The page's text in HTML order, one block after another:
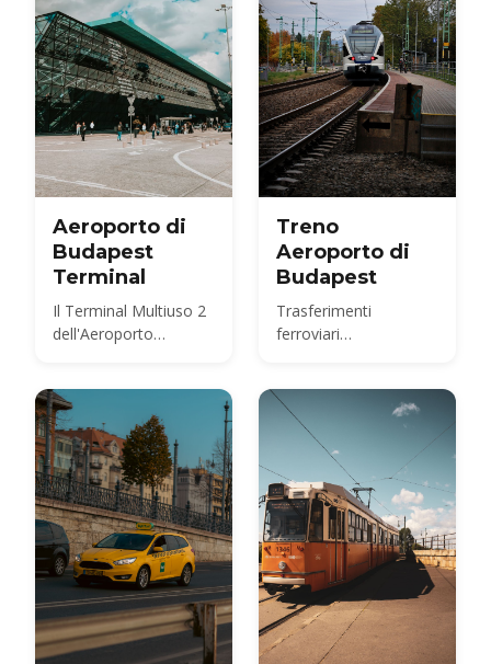
le distanze a piedi e
l'opzione più
economica per ogni
lunghezza di
soggiorno.
Aeroporto di
Budapest
Terminal
Il Terminal Multiuso 2
dell'Aeroporto
Treno
Aeroporto di
Budapest
Trasferimenti
ferroviari
Budapest